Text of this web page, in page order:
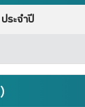
ประจำปี